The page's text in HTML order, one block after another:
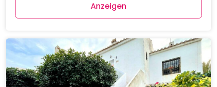
Anzeigen